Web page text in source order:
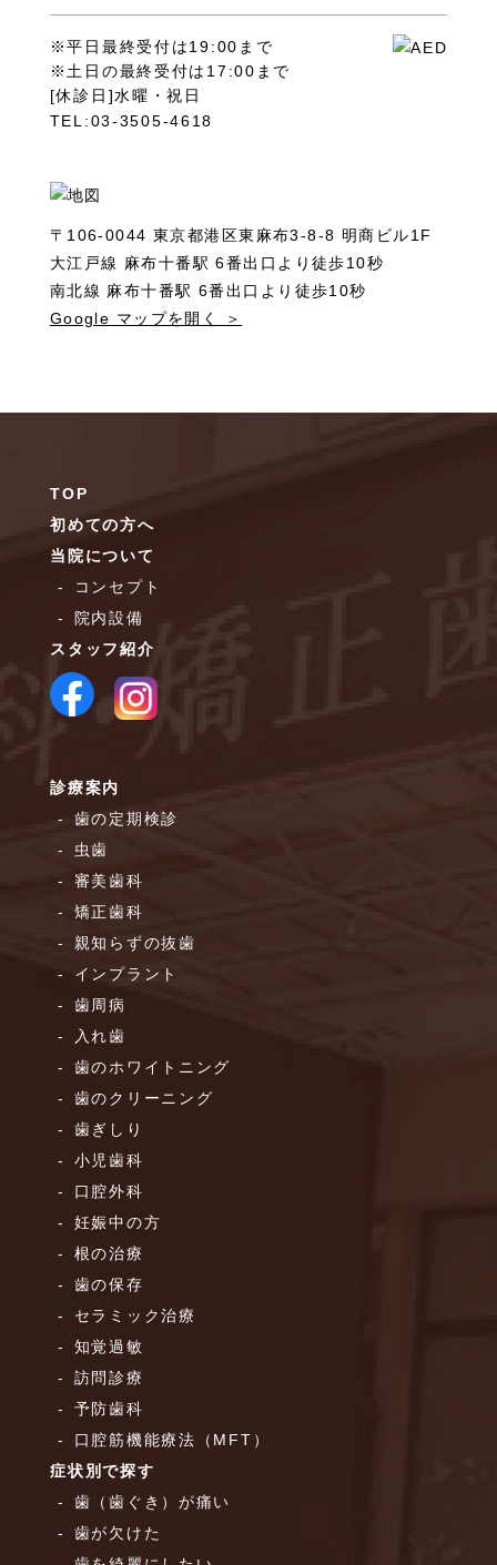
※平日最終受付は19:00まで
※土日の最終受付は17:00まで
[休診日]水曜・祝日
TEL:03-3505-4618
〒106-0044 東京都港区東麻布3-8-8 明商ビル1F
大江戸線 麻布十番駅 6番出口より徒歩10秒
南北線 麻布十番駅 6番出口より徒歩10秒
Google マップを開く ＞
TOP
初めての方へ
当院について
コンセプト
院内設備
スタッフ紹介
診療案内
歯の定期検診
虫歯
審美歯科
矯正歯科
親知らずの抜歯
インプラント
歯周病
入れ歯
歯のホワイトニング
歯のクリーニング
歯ぎしり
小児歯科
口腔外科
妊娠中の方
根の治療
歯の保存
セラミック治療
知覚過敏
訪問診療
予防歯科
口腔筋機能療法（MFT）
症状別で探す
歯（歯ぐき）が痛い
歯が欠けた